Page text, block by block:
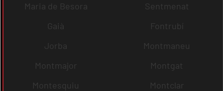
Maria de Besora
Sentmenat
Gaià
Fontrubí
Jorba
Montmaneu
Montmajor
Montgat
Montesquiu
Montclar